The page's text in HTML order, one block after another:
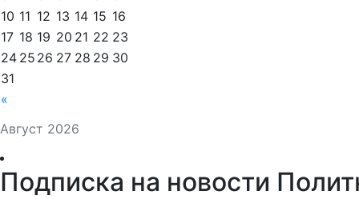
Август 2026
«
10 11 12 13 14 15 16
17 18 19 20 21 22 23
24 25 26 27 28 29 30
31
Подписка на новости